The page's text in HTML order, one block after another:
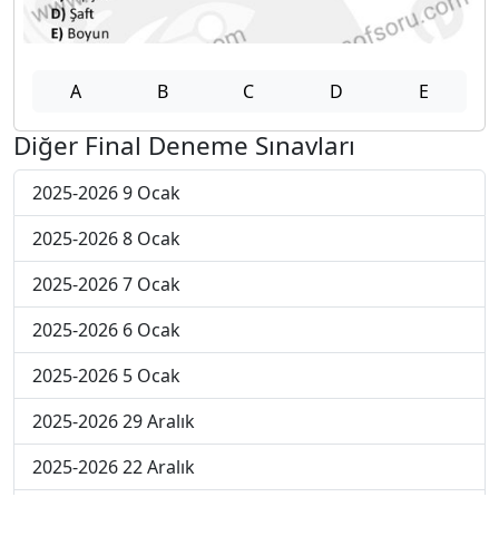
A B C D E
Diğer Final Deneme Sınavları
2025-2026 9 Ocak
2025-2026 8 Ocak
2025-2026 7 Ocak
2025-2026 6 Ocak
2025-2026 5 Ocak
2025-2026 29 Aralık
2025-2026 22 Aralık